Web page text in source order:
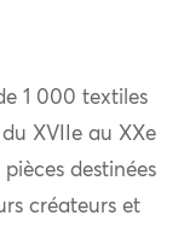
1 000 textiles
XVIIe au XXe
destinées
créateurs et